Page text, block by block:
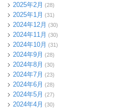
2025年2月 (28)
2025年1月 (31)
2024年12月 (30)
2024年11月 (30)
2024年10月 (31)
2024年9月 (28)
2024年8月 (30)
2024年7月 (23)
2024年6月 (28)
2024年5月 (27)
2024年4月 (30)